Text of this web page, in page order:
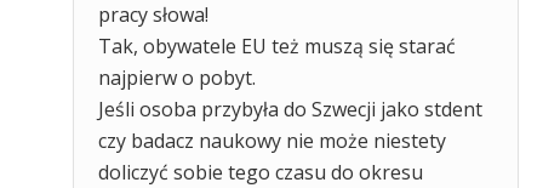
pracy słowa!
Tak, obywatele EU też muszą się starać
najpierw o pobyt.
Jeśli osoba przybyła do Szwecji jako stdent
czy badacz naukowy nie może niestety
doliczyć sobie tego czasu do okresu